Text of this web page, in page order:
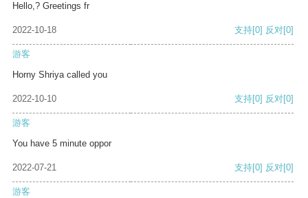
Hello,? Greetings fr
2022-10-18 支持[0] 反对[0]
游客
Horny Shriya called you
2022-10-10 支持[0] 反对[0]
游客
You have 5 minute oppor
2022-07-21 支持[0] 反对[0]
游客